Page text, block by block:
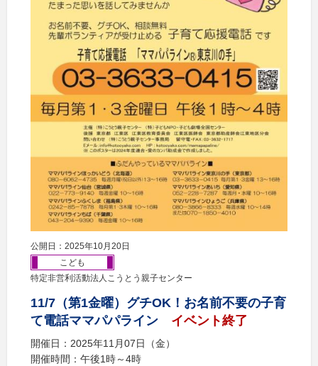
公開日：2025年10月20日
こども
特定非営利活動法人こうとう親子センター
11/7（第1金曜）グチOK！お名前不要の子育
て電話ママパパライン
イベント終了
開催日：2025年11月07日（金）
開催時間：午後1時～4時